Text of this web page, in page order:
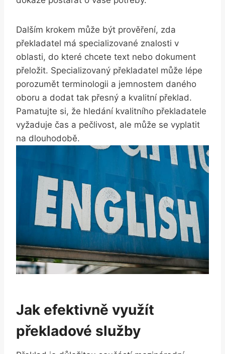
Dalším krokem může být prověření, zda
překladatel má specializované znalosti v
oblasti, do které chcete text nebo dokument
přeložit. Specializovaný překladatel může lépe
porozumět terminologii a jemnostem daného
oboru a dodat tak přesný a kvalitní překlad.
Pamatujte si, že hledání kvalitního překladatele
vyžaduje čas a pečlivost, ale může se vyplatit
na dlouhodobě.
Jak efektivně využít
překladové služby